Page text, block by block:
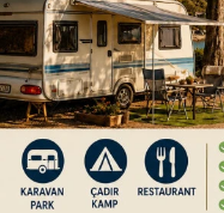
26.06.2026 -
Türkiye enerji
tüketim ve altyapı